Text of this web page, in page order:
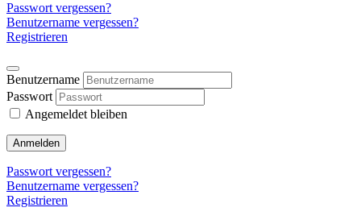
Passwort vergessen?
Benutzername vergessen?
Registrieren
Benutzername
Passwort
Angemeldet bleiben
Anmelden
Passwort vergessen?
Benutzername vergessen?
Registrieren